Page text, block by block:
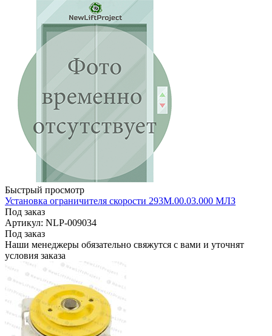
Быстрый просмотр
Установка ограничителя скорости 293M.00.03.000 МЛЗ
Под заказ
Артикул: NLP-009034
Под заказ
Наши менеджеры обязательно свяжутся с вами и уточнят
условия заказа